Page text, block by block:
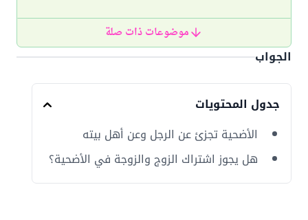
موضوعات ذات صلة
الجواب
جدول المحتويات
الأضحية تجزئ عن الرجل وعن أهل بيته
هل يجوز اشتراك الزوج والزوجة في الأضحية؟